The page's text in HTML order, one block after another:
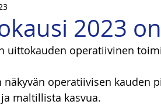
2023
uittokauden operatiivinen
näkyvän operatiivisen
maltillista kasvua.